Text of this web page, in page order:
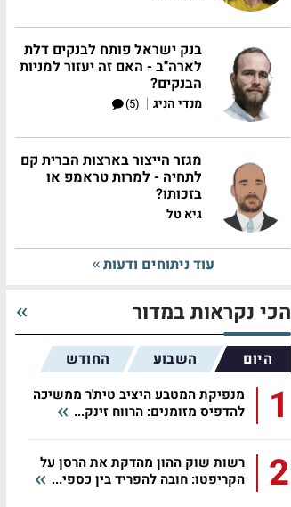
בנק ישראל פותח לבנקים דלת
לארה"ב - האם זה יעזור למניות
הבנקים?
מנדי הניג |
(5)
מגזר הייצור בארצות הברית קם
לתחיה - למרות טראמפ או
בזכותו?
גיא טל
עוד ניתוחים ודעות
הכי נקראות במדור
היום השבוע החודש
1
מנפיקת המטבע היציב טית'ר ממשיכה
להדפיס מזומנים: הרווח זינק...
2
רשות שוק ההון מהדקת את הרסן על
הקריפטו: חובה להפריד בין כספי...